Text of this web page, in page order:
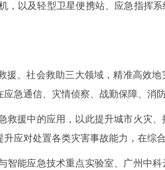
以及轻型卫星便携站、应急指挥
、社会救助三大领域，精准高效地
急通信、灾情侦察、战勤保障、消
援中的应用，以此提升城市火灾、
应对处置各类灾害事故能力，在综
能应急技术重点实验室、广州中科